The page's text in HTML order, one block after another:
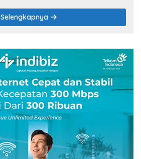
Selengkapnya